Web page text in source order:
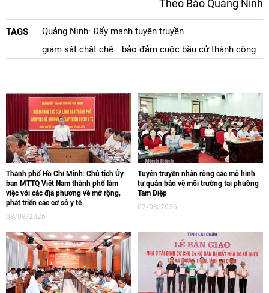
Theo Báo Quảng Ninh
TAGS
Quảng Ninh: Đẩy mạnh tuyên truyền
giám sát chặt chẽ
bảo đảm cuộc bầu cử thành công
Thành phố Hồ Chí Minh: Chủ tịch Ủy
ban MTTQ Việt Nam thành phố làm
việc với các địa phương về mở rộng,
phát triển các cơ sở y tế
08/08/2026
Tuyên truyền nhân rộng các mô hình
tự quản bảo vệ môi trường tại phường
Tam Điệp
07/08/2026